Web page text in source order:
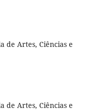
de Artes, Ciências e
de Artes, Ciências e